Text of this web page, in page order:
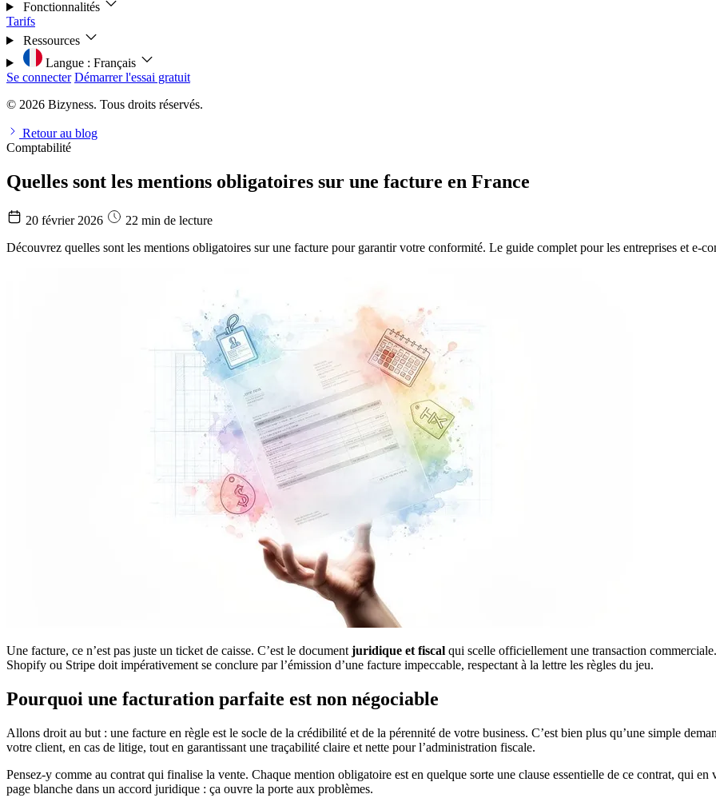
Fonctionnalités
Tarifs
Ressources
Langue : Français
Se connecter Démarrer l'essai gratuit
© 2026 Bizyness. Tous droits réservés.
Retour au blog
Comptabilité
Quelles sont les mentions obligatoires sur une facture en France
20 février 2026
22 min de lecture
Découvrez quelles sont les mentions obligatoires sur une facture pour garantir votre conformité. Le guide complet pour les entreprises et e-
Une facture, ce n’est pas juste un ticket de caisse. C’est le document juridique et fiscal qui scelle officiellement une transaction
Shopify ou Stripe doit impérativement se conclure par l’émission d’une facture impeccable, respectant à la lettre les règles du jeu.
Pourquoi une facturation parfaite est non négociable
Allons droit au but : une facture en règle est le socle de la crédibilité et de la pérennité de votre business. C’est bien plus qu’une simple
votre client, en cas de litige, tout en garantissant une traçabilité claire et nette pour l’administration fiscale.
Pensez-y comme au contrat qui finalise la vente. Chaque mention obligatoire est en quelque sorte une clause essentielle de ce contrat, qui
page blanche dans un accord juridique : ça ouvre la porte aux problèmes.